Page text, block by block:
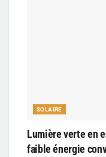
SOLAIRE
Lumière verte en
faible énergie